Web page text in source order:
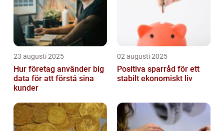
23 augusti 2025
Hur företag använder big
data för att förstå sina
kunder
02 augusti 2025
Positiva sparråd för ett
stabilt ekonomiskt liv